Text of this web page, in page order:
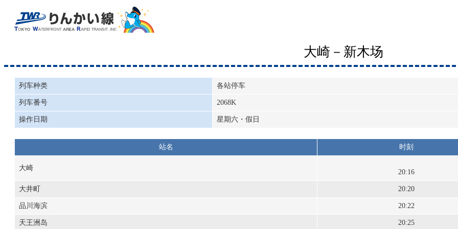
大崎－新木场
列车种类 各站停车
列车番号 2068K
操作日期 星期六・假日
站名 时刻
大崎
20:16
大井町 20:20
品川海滨 20:22
天王洲岛 20:25